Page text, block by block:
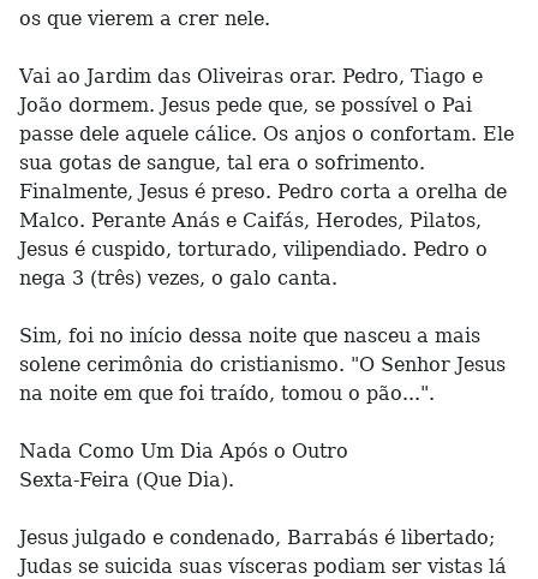
os que vierem a crer nele.
Vai ao Jardim das Oliveiras orar. Pedro, Tiago e
João dormem. Jesus pede que, se possível o Pai
passe dele aquele cálice. Os anjos o confortam. Ele
sua gotas de sangue, tal era o sofrimento.
Finalmente, Jesus é preso. Pedro corta a orelha de
Malco. Perante Anás e Caifás, Herodes, Pilatos,
Jesus é cuspido, torturado, vilipendiado. Pedro o
nega 3 (três) vezes, o galo canta.
Sim, foi no início dessa noite que nasceu a mais
solene cerimônia do cristianismo. "O Senhor Jesus
na noite em que foi traído, tomou o pão...".
Nada Como Um Dia Após o Outro
Sexta-Feira (Que Dia).
Jesus julgado e condenado, Barrabás é libertado;
Judas se suicida suas vísceras podiam ser vistas lá